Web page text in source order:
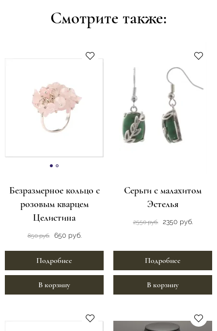
Смотрите также:
Безразмерное кольцо с
розовым кварцем
Целистина
850 руб. 650 руб.
Подробнее
В корзину
Серьги с малахитом
Эстелья
2550 руб. 2350 руб.
Подробнее
В корзину